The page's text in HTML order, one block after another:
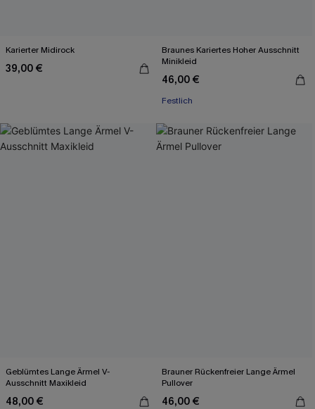
Karierter Midirock
39,00 €
Braunes Kariertes Hoher Ausschnitt
Minikleid
46,00 €
Festlich
Geblümtes Lange Ärmel V-
Ausschnitt Maxikleid
48,00 €
Brauner Rückenfreier Lange Ärmel
Pullover
46,00 €